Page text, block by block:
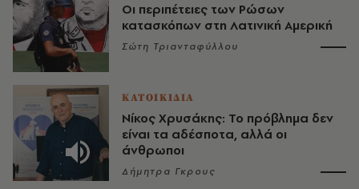
Οι περιπέτειες των Ρώσων
κατασκόπων στη Λατινική Αμερική
Σώτη Τριανταφύλλου
ΚΑΤΟΙΚΙΔΙΑ
Νίκος Χρυσάκης: Το πρόβλημα δεν
είναι τα αδέσποτα, αλλά οι
άνθρωποι
Δήμητρα Γκρους